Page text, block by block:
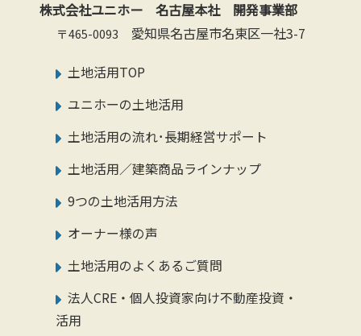
株式会社ユニホー 名古屋本社 開発事業部
〒465-0093 愛知県名古屋市名東区一社3-7
土地活用TOP
ユニホーの土地活用
土地活用の流れ･長期経営サポート
土地活用／建築商品ラインナップ
9つの土地活用方法
オーナー様の声
土地活用のよくあるご質問
法人CRE・個人投資家向け不動産投資・
活用